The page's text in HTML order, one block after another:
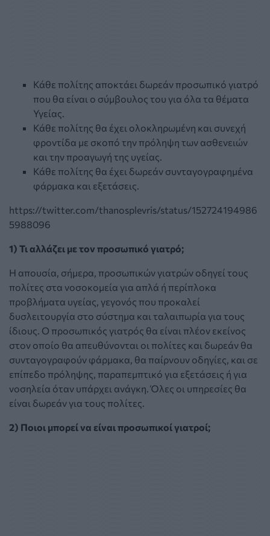
Κάθε πολίτης αποκτάει δωρεάν προσωπικό γιατρό
που θα είναι ο σύμβουλος του για όλα τα θέματα
Υγείας.
Κάθε πολίτης θα έχει ολοκληρωμένη και συνεχή
φροντίδα με σκοπό την πρόληψη των ασθενειών
και την προαγωγή της υγείας.
Κάθε πολίτης θα έχει δωρεάν συνταγογραφημένα
φάρμακα και εξετάσεις.
https://twitter.com/thanosplevris/status/152724194986
5988096
1) Τι αλλάζει με τον προσωπικό γιατρό;
Η απουσία, σήμερα, προσωπικών γιατρών οδηγεί τους
πολίτες στα νοσοκομεία για απλά ή περίπλοκα
προβλήματα υγείας, γεγονός που προκαλεί
δυσλειτουργία στο σύστημα και ταλαιπωρία για τους
ίδιους. Ο προσωπικός γιατρός θα είναι πλέον εκείνος
στον οποίο θα απευθύνονται οι πολίτες και δωρεάν θα
συνταγογραφούν φάρμακα, θα παίρνουν οδηγίες, και σε
επίπεδο πρόληψης, παραπεμπτικό για εξετάσεις ή για
νοσηλεία όταν υπάρχει ανάγκη. Όλες οι υπηρεσίες θα
είναι δωρεάν για τους πολίτες.
2) Ποιοι μπορεί να είναι προσωπικοί γιατροί;